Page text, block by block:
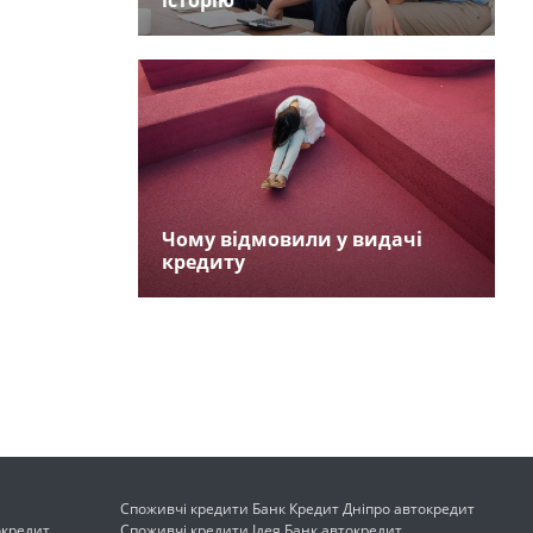
Чому відмовили у видачі
кредиту
Споживчі кредити Банк Кредит Дніпро автокредит